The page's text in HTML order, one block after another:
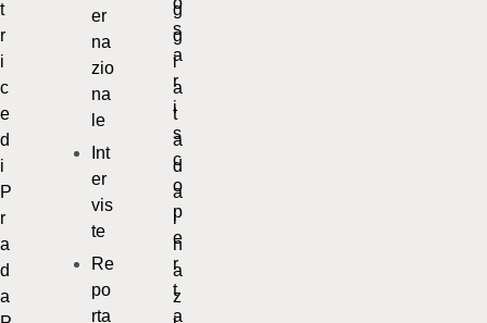
er
na
zio
na
le
Int
er
vis
te
Re
po
rta